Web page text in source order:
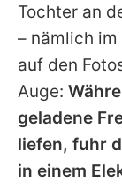
Tochter an
– nämlich
auf den
Auge:
geladene
liefen, fuhr
in einem